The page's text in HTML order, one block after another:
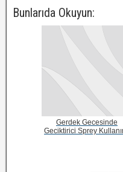
Bunlarıda Okuyun:
Gerdek Gecesinde
Geciktirici Sprey